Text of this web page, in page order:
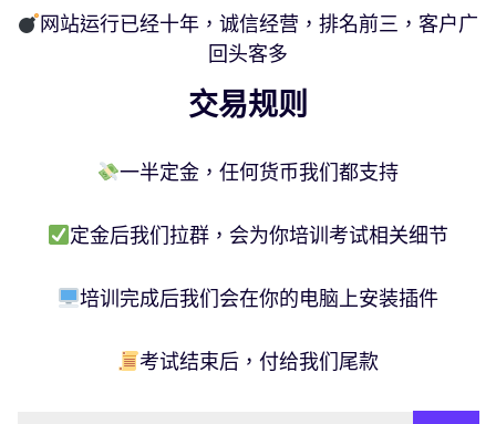
网站运行已经十年，诚信经营，排名前三，客户广
回头客多
交易规则
一半定金，任何货币我们都支持
定金后我们拉群，会为你培训考试相关细节
培训完成后我们会在你的电脑上安装插件
考试结束后，付给我们尾款